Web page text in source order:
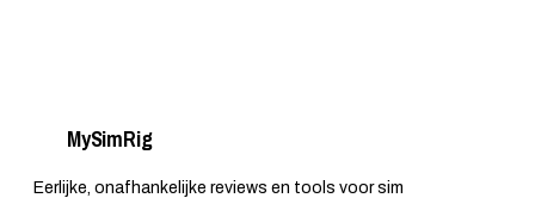
MySimRig
Eerlijke, onafhankelijke reviews en tools voor sim